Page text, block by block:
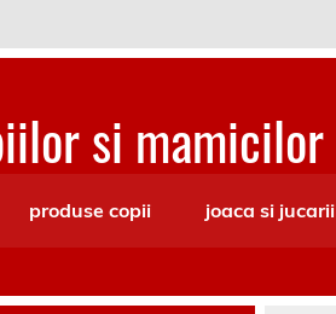
si mamicilor
produse copii joaca si jucarii